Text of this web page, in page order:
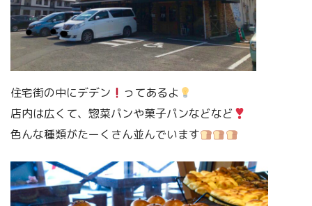
住宅街の中にデデン
ってあるよ
店内は広くて、惣菜パンや菓子パンなどなど
色んな種類がたーくさん並んでいます